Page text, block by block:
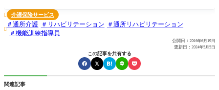
 介護保険サービス

通所介護 リハビリテーション
通所リハビリテーション
機能訓練指導員
公開日： 2016年6月19日
更新日： 2024年5月5日
この記事を共有する
関連記事